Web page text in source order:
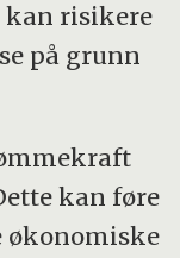
kan risikere
på grunn
kan føre
økonomiske